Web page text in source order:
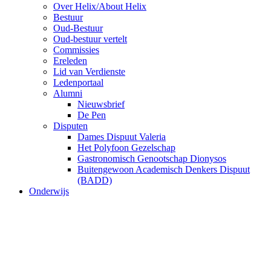
Over Helix/About Helix
Bestuur
Oud-Bestuur
Oud-bestuur vertelt
Commissies
Ereleden
Lid van Verdienste
Ledenportaal
Alumni
Nieuwsbrief
De Pen
Disputen
Dames Dispuut Valeria
Het Polyfoon Gezelschap
Gastronomisch Genootschap Dionysos
Buitengewoon Academisch Denkers Dispuut
(BADD)
Onderwijs